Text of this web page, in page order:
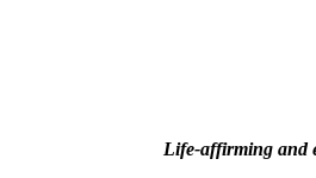
Life-affirming and